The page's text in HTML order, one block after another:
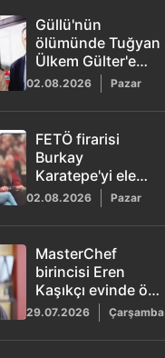
Güllü'nün
ölümünde Tuğyan
Ülkem Gülter'e
ağırlaştırılmış
müebbet hapis
talebi
02.08.2026 Pazar
FETÖ firarisi
Burkay
Karatepe'yi ele
veren görüntü!
02.08.2026 Pazar
MasterChef
birincisi Eren
Kaşıkçı evinde ölü
bulundu
29.07.2026 Çarşamba